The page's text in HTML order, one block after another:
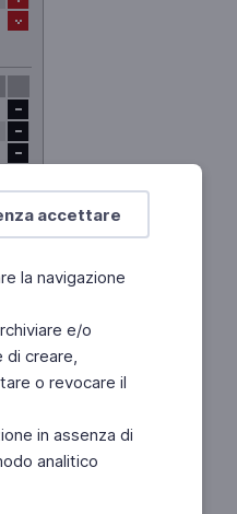
accettare
la navigazione
e/o
di creare,
o revocare il
in assenza di
analitico